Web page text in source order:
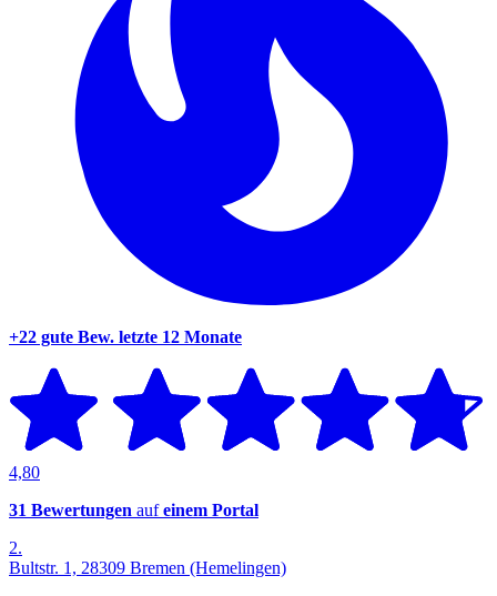
+22 gute Bew. letzte 12 Monate
4,80
31 Bewertungen aufeinem Portal
2.
Bultstr. 1, 28309 Bremen (Hemelingen)